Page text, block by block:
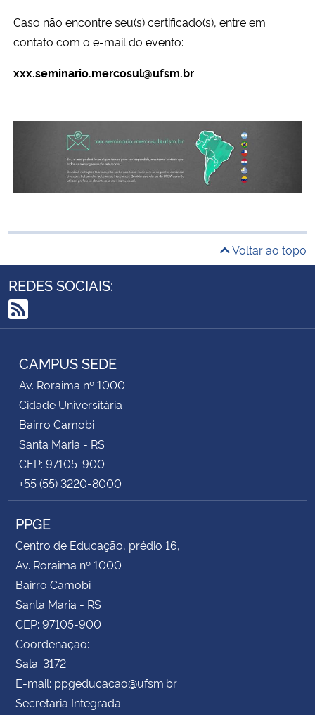
Caso não encontre seu(s) certificado(s), entre em
contato com o e-mail do evento:
xxx.seminario.mercosul@ufsm.br
Voltar ao topo
REDES SOCIAIS:
RSS
CAMPUS SEDE
Av. Roraima nº 1000
Cidade Universitária
Bairro Camobi
Santa Maria - RS
CEP: 97105-900
+55 (55) 3220-8000
PPGE
Centro de Educação, prédio 16,
Av. Roraima nº 1000
Bairro Camobi
Santa Maria - RS
CEP: 97105-900
Coordenação:
Sala: 3172
E-mail: ppgeducacao@ufsm.br
Secretaria Integrada: